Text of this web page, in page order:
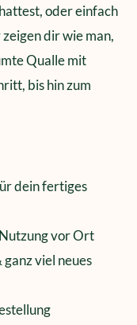
oder einfach
dir wie man,
Qualle mit
bis hin zum
dein fertiges
vor Ort
ganz viel neues